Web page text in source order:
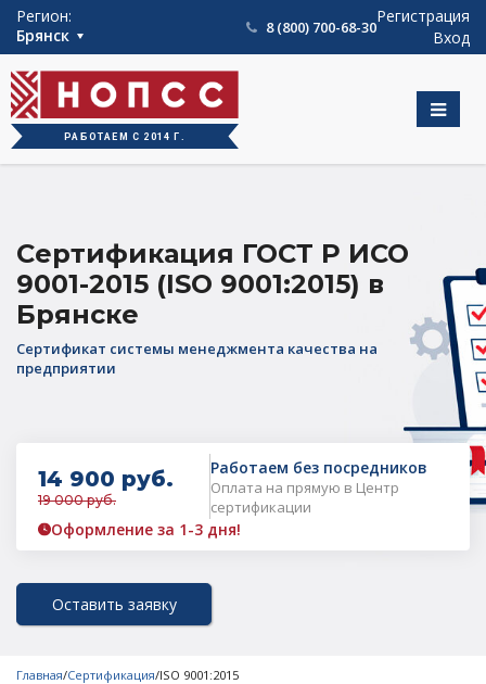
Регион:
Брянск
8 (800) 700-68-30
Регистрация
Вход
РАБОТАЕМ С 2014 Г.
int(763)
Сертификация ГОСТ Р ИСО
9001-2015 (ISO 9001:2015) в
Брянске
Сертификат системы менеджмента качества на
предприятии
14 900 руб.
19 000 руб.
Работаем без посредников
Оплата на прямую в Центр
сертификации
Оформление за 1-3 дня!
Оставить заявку
Главная/Сертификация/ISO 9001:2015